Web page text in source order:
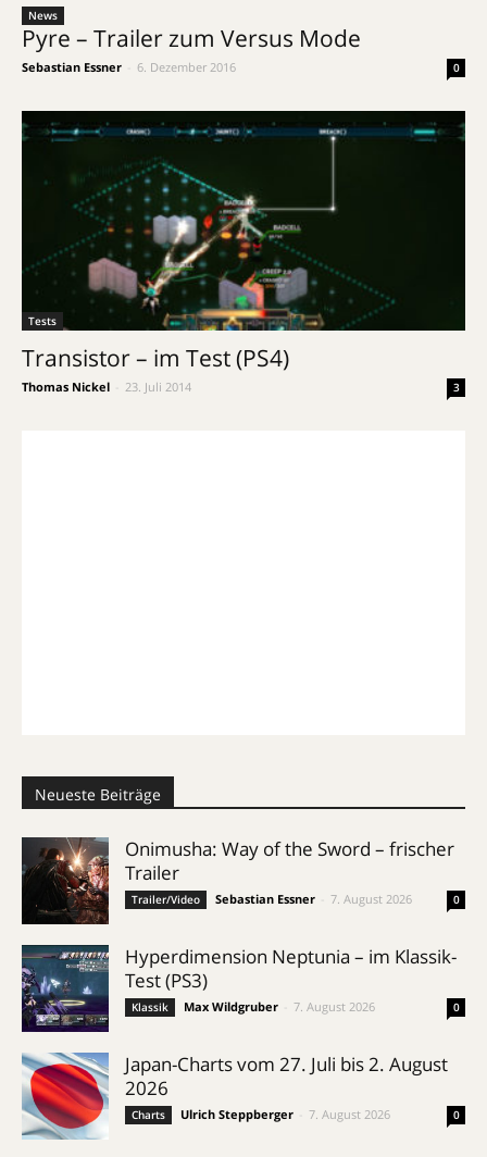
News
Pyre – Trailer zum Versus Mode
Sebastian Essner 6. Dezember 2016 0
Tests
Transistor – im Test (PS4)
Thomas Nickel 23. Juli 2014 3
Neueste Beiträge
Onimusha: Way of the Sword – frischer
Trailer
Trailer/Video Sebastian Essner 7. August 2026 0
Hyperdimension Neptunia – im Klassik-
Test (PS3)
Klassik Max Wildgruber 7. August 2026 0
Japan-Charts vom 27. Juli bis 2. August
2026
Charts Ulrich Steppberger 7. August 2026 0